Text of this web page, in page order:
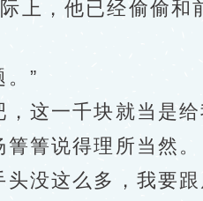
，他已经偷偷和
”
一千块就当是给
箐说得理所当然。
这么多，我要跟